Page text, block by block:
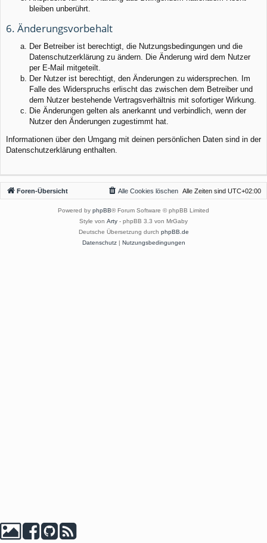
bleiben unberührt.
6. Änderungsvorbehalt
Der Betreiber ist berechtigt, die Nutzungsbedingungen und die
Datenschutzerklärung zu ändern. Die Änderung wird dem Nutzer
per E-Mail mitgeteilt.
Der Nutzer ist berechtigt, den Änderungen zu widersprechen. Im
Falle des Widerspruchs erlischt das zwischen dem Betreiber und
dem Nutzer bestehende Vertragsverhältnis mit sofortiger Wirkung.
Die Änderungen gelten als anerkannt und verbindlich, wenn der
Nutzer den Änderungen zugestimmt hat.
Informationen über den Umgang mit deinen persönlichen Daten sind in der
Datenschutzerklärung enthalten.
Foren-Übersicht Alle Zeiten sind UTC+02:00
Alle Cookies löschen
Powered by phpBB® Forum Software © phpBB Limited
Style von Arty - phpBB 3.3 von MrGaby
Deutsche Übersetzung durch phpBB.de
Datenschutz| Nutzungsbedingungen